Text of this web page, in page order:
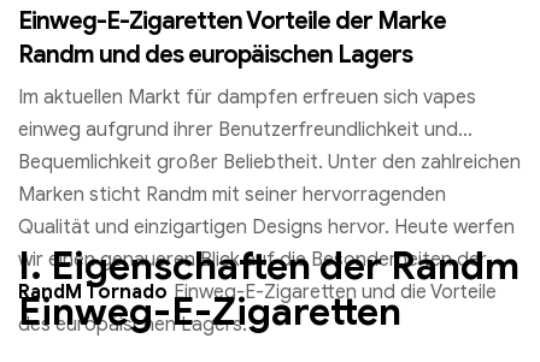
Einweg-E-Zigaretten Vorteile der Marke
Randm und des europäischen Lagers
Im aktuellen Markt für dampfen erfreuen sich vapes
einweg aufgrund ihrer Benutzerfreundlichkeit und
Bequemlichkeit großer Beliebtheit. Unter den zahlreichen
Marken sticht Randm mit seiner hervorragenden
Qualität und einzigartigen Designs hervor. Heute werfen
wir einen genaueren Blick auf die Besonderheiten der
RandM Tornado Einweg-E-Zigaretten und die Vorteile
des europäischen Lagers.
I. Eigenschaften der Randm
Einweg-E-Zigaretten